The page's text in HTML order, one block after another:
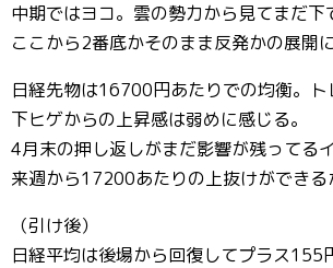
中期ではヨコ。雲の勢力から見てまだ下
ここから2番底かそのまま反発かの展開に
日経先物は16700円あたりでの均衡。ト
下ヒゲからの上昇感は弱めに感じる。
4月末の押し返しがまだ影響が残ってるイ
来週から17200あたりの上抜けができる
（引け後）
日経平均は後場から回復してプラス155